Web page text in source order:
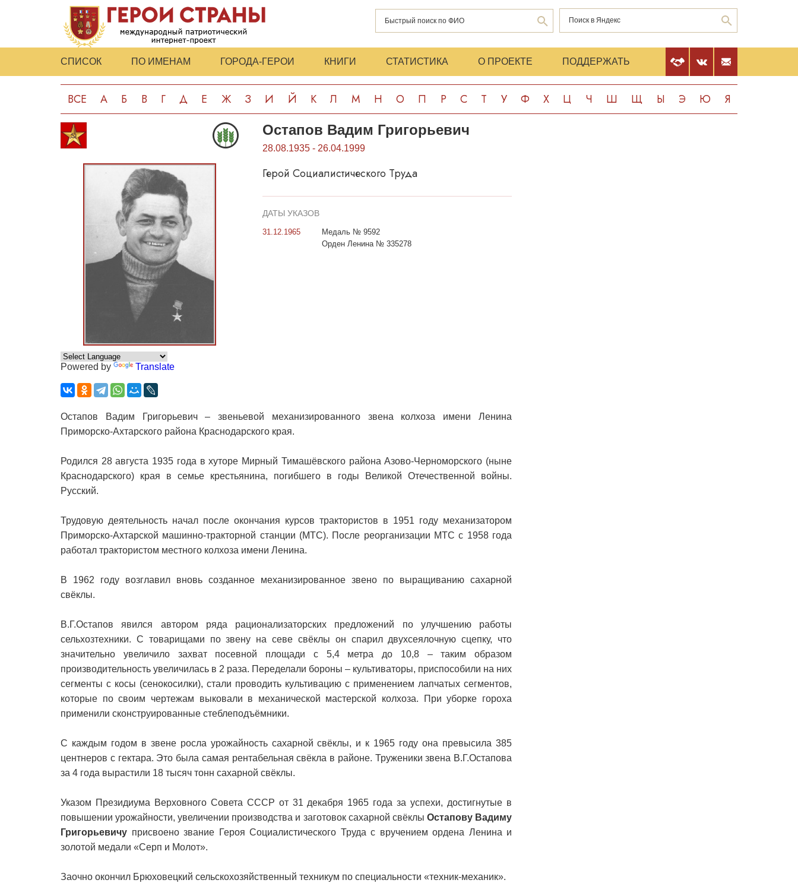
СПИСОК ПО ИМЕНАМ ГОРОДА-ГЕРОИ КНИГИ СТАТИСТИКА О ПРОЕКТЕ ПОДДЕРЖАТЬ
ВСЕ А Б В Г Д Е Ж З И Й К Л М Н О П Р С Т У Ф Х Ц Ч Ш Щ Ы Э Ю Я
Powered by Translate
Остапов Вадим Григорьевич
28.08.1935 - 26.04.1999
Герой Социалистического Труда
ДАТЫ УКАЗОВ
31.12.1965
Медаль № 9592
Орден Ленина № 335278
Остапов Вадим Григорьевич – звеньевой механизированного звена колхоза имени Ленина
Приморско-Ахтарского района Краснодарского края.
Родился 28 августа 1935 года в хуторе Мирный Тимашёвского района Азово-Черноморского (ныне
Краснодарского) края в семье крестьянина, погибшего в годы Великой Отечественной войны.
Русский.
Трудовую деятельность начал после окончания курсов трактористов в 1951 году механизатором
Приморско-Ахтарской машинно-тракторной станции (МТС). После реорганизации МТС с 1958 года
работал трактористом местного колхоза имени Ленина.
В 1962 году возглавил вновь созданное механизированное звено по выращиванию сахарной
свёклы.
В.Г.Остапов явился автором ряда рационализаторских предложений по улучшению работы
сельхозтехники. С товарищами по звену на севе свёклы он спарил двухсеялочную сцепку, что
значительно увеличило захват посевной площади с 5,4 метра до 10,8 – таким образом
производительность увеличилась в 2 раза. Переделали бороны – культиваторы, приспособили на них
сегменты с косы (сенокосилки), стали проводить культивацию с применением лапчатых сегментов,
которые по своим чертежам выковали в механической мастерской колхоза. При уборке гороха
применили сконструированные стеблеподъёмники.
С каждым годом в звене росла урожайность сахарной свёклы, и к 1965 году она превысила 385
центнеров с гектара. Это была самая рентабельная свёкла в районе. Труженики звена В.Г.Остапова
за 4 года вырастили 18 тысяч тонн сахарной свёклы.
Указом Президиума Верховного Совета СССР от 31 декабря 1965 года за успехи, достигнутые в
повышении урожайности, увеличении производства и заготовок сахарной свёклы Остапову Вадиму
Григорьевичу присвоено звание Героя Социалистического Труда с вручением ордена Ленина и
золотой медали «Серп и Молот».
Заочно окончил Брюховецкий сельскохозяйственный техникум по специальности «техник-механик».